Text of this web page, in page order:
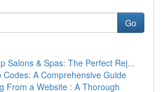
Go
Salons & Spas: The Perfect Rej...
Codes: A Comprehensive Guide
From a Website : A Thorough